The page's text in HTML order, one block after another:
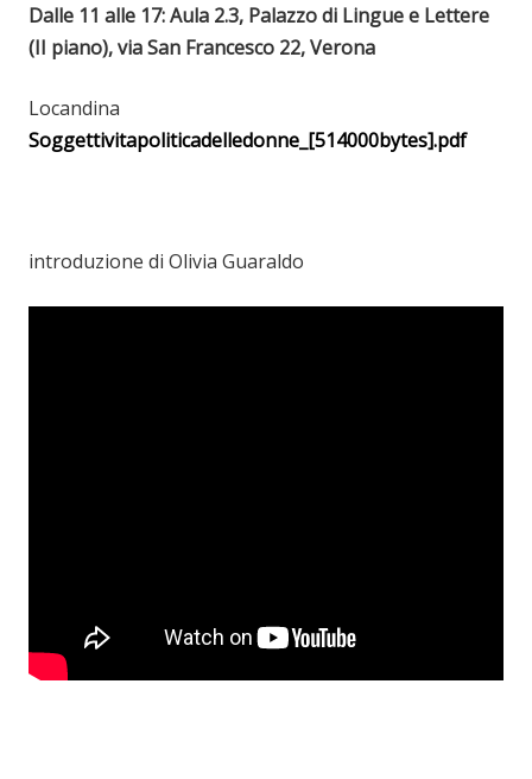
Dalle 11 alle 17: Aula 2.3, Palazzo di Lingue e Lettere
(II piano), via San Francesco 22, Verona
Locandina
Soggettivitapoliticadelledonne_[514000bytes].pdf
introduzione di Olivia Guaraldo